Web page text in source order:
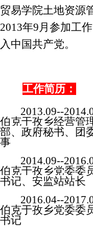
贸易学院土地资源
2013年9月参加工
入中国共产党。
工作简历：
2013.09--
伯克于孜乡经营管
部、政府秘书、团
事
2014.09--
伯克于孜乡党委委
书记、安监站站长
2016.04--
伯克于孜乡党委委
书记